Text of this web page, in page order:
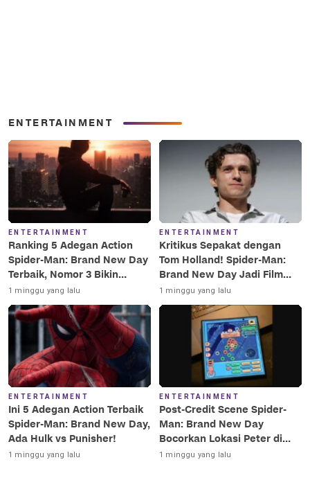
ENTERTAINMENT
ENTERTAINMENT
Ranking 5 Adegan Action
Spider-Man: Brand New Day
Terbaik, Nomor 3 Bikin
Terkesima!
1 minggu yang lalu
ENTERTAINMENT
Kritikus Sepakat dengan
Tom Holland! Spider-Man:
Brand New Day Jadi Film
Terbaik Era MCU
1 minggu yang lalu
ENTERTAINMENT
Ini 5 Adegan Action Terbaik
Spider-Man: Brand New Day,
Ada Hulk vs Punisher!
1 minggu yang lalu
ENTERTAINMENT
Post-Credit Scene Spider-
Man: Brand New Day
Bocorkan Lokasi Peter di
Luar Angkasa!
1 minggu yang lalu